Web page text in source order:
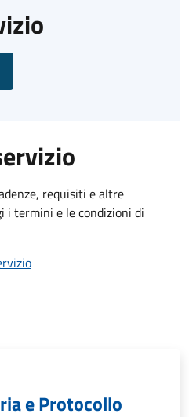
requisiti e altre
i termini e le condizioni di
e Protocollo